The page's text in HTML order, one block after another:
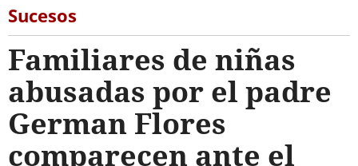
Sucesos
Familiares de niñas
abusadas por el padre
German Flores
comparecen ante el